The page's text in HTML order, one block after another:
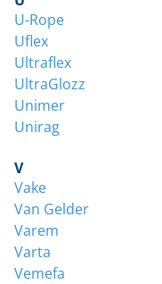
U-Rope
Uflex
Ultraflex
UltraGlozz
Unimer
Unirag
V
Vake
Van Gelder
Varem
Varta
Vemefa